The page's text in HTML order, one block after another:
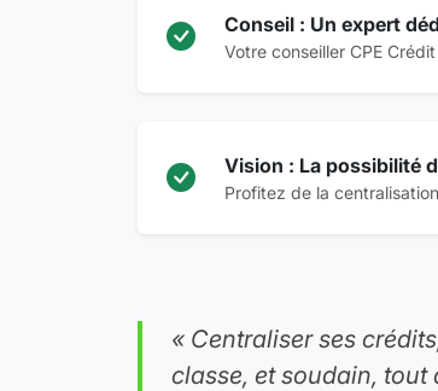
Conseil : Un expert
Votre conseiller CPE
Vision : La possibilité
Profitez de la
« Centraliser ses
classe, et soudain, tout